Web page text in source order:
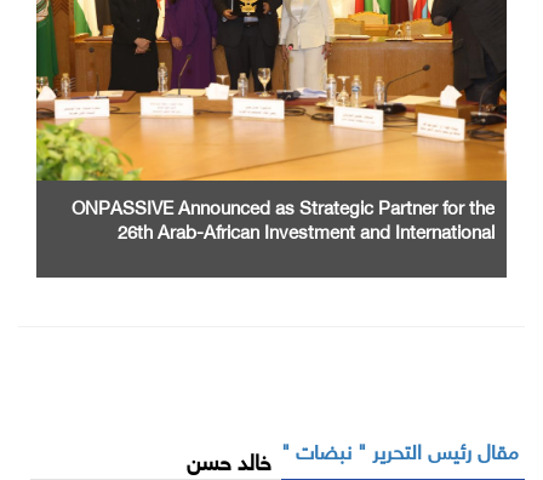
ONPASSIVE Announced as Strategic Partner for the
26th Arab-African Investment and International
مقال رئيس التحرير " نبضات " خالد حسن